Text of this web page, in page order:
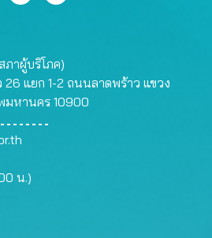
ภาผู้บริโภค)
26 แยก 1-2 ถนนลาดพร้าว แขวง
มหานคร 10900
น.)